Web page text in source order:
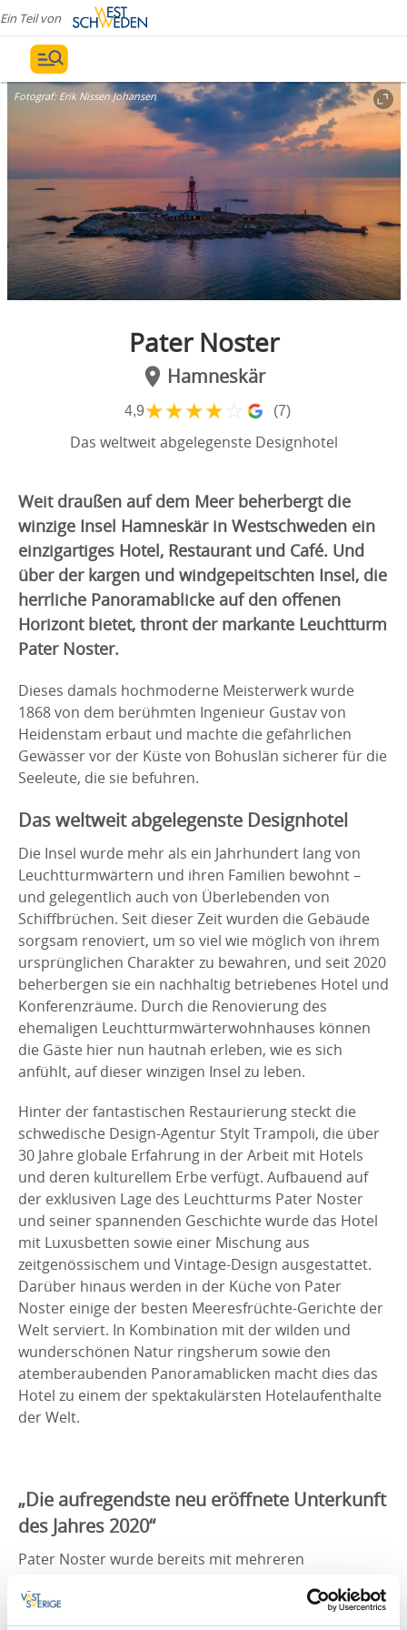
Ein Teil von
Fotograf: Erik Nissen Johansen
Pater Noster
Hamneskär
4,9★★★★ ☆ (7)
Das weltweit abgelegenste Designhotel
Weit draußen auf dem Meer beherbergt die
winzige Insel Hamneskär in Westschweden ein
einzigartiges Hotel, Restaurant und Café. Und
über der kargen und windgepeitschten Insel, die
herrliche Panoramablicke auf den offenen
Horizont bietet, thront der markante Leuchtturm
Pater Noster.
Dieses damals hochmoderne Meisterwerk wurde
1868 von dem berühmten Ingenieur Gustav von
Heidenstam erbaut und machte die gefährlichen
Gewässer vor der Küste von Bohuslän sicherer für die
Seeleute, die sie befuhren.
Das weltweit abgelegenste Designhotel
Die Insel wurde mehr als ein Jahrhundert lang von
Leuchtturmwärtern und ihren Familien bewohnt –
und gelegentlich auch von Überlebenden von
Schiffbrüchen. Seit dieser Zeit wurden die Gebäude
sorgsam renoviert, um so viel wie möglich von ihrem
ursprünglichen Charakter zu bewahren, und seit 2020
beherbergen sie ein nachhaltig betriebenes Hotel und
Konferenzräume. Durch die Renovierung des
ehemaligen Leuchtturmwärterwohnhauses können
die Gäste hier nun hautnah erleben, wie es sich
anfühlt, auf dieser winzigen Insel zu leben.
Hinter der fantastischen Restaurierung steckt die
schwedische Design-Agentur Stylt Trampoli, die über
30 Jahre globale Erfahrung in der Arbeit mit Hotels
und deren kulturellem Erbe verfügt. Aufbauend auf
der exklusiven Lage des Leuchtturms Pater Noster
und seiner spannenden Geschichte wurde das Hotel
mit Luxusbetten sowie einer Mischung aus
zeitgenössischem und Vintage-Design ausgestattet.
Darüber hinaus werden in der Küche von Pater
Noster einige der besten Meeresfrüchte-Gerichte der
Welt serviert. In Kombination mit der wilden und
wunderschönen Natur ringsherum sowie den
atemberaubenden Panoramablicken macht dies das
Hotel zu einem der spektakulärsten Hotelaufenthalte
der Welt.
„Die aufregendste neu eröffnete Unterkunft
des Jahres 2020“
Pater Noster wurde bereits mit mehreren
ausgezeichnet, darunter der erste Platz bei den
amerikanischen Gold Key Awards for Excellence in